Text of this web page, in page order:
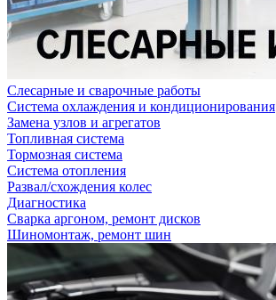
Слесарные и сварочные работы
Система охлаждения и кондиционирования
Замена узлов и агрегатов
Топливная система
Тормозная система
Система отопления
Развал/схождения колес
Диагностика
Сварка аргоном, ремонт дисков
Шиномонтаж, ремонт шин